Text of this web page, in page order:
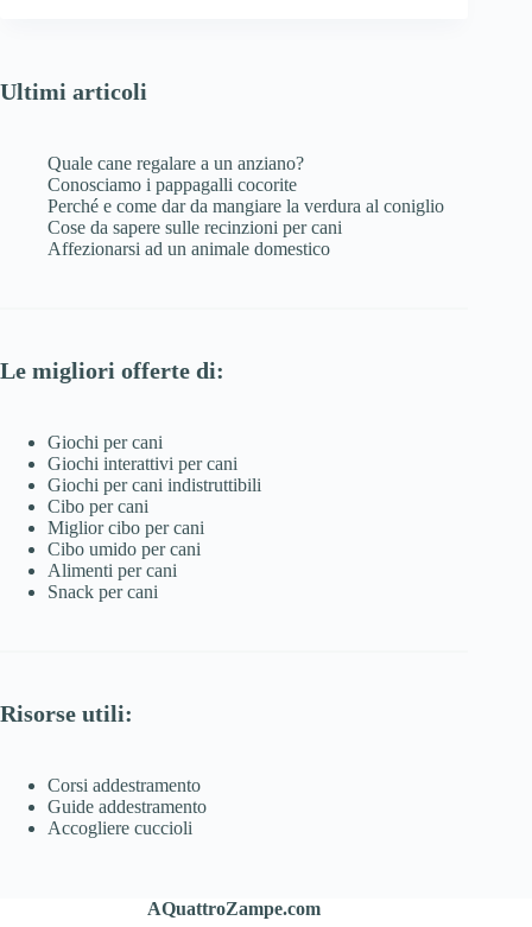
Ultimi articoli
Quale cane regalare a un anziano?
Conosciamo i pappagalli cocorite
Perché e come dar da mangiare la verdura al coniglio
Cose da sapere sulle recinzioni per cani
Affezionarsi ad un animale domestico
Le migliori offerte di:
Giochi per cani
Giochi interattivi per cani
Giochi per cani indistruttibili
Cibo per cani
Miglior cibo per cani
Cibo umido per cani
Alimenti per cani
Snack per cani
Risorse utili:
Corsi addestramento
Guide addestramento
Accogliere cuccioli
AQuattroZampe.com